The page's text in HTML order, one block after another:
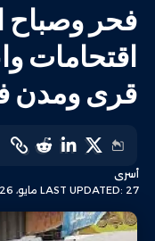
فحر وصباح
اقتحامات
قرى ومدن
LAST UPDATED: 27 مايو، 2026 1:01 م
أسرى